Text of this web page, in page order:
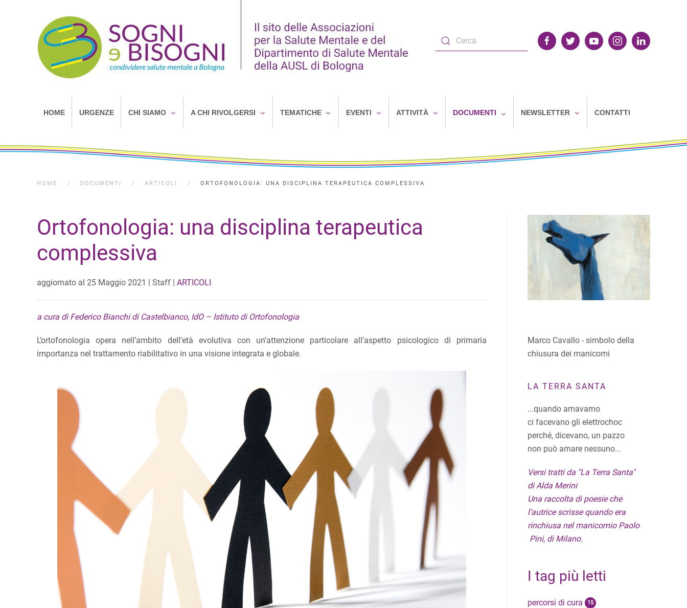
HOME URGENZE CHI SIAMO A CHI RIVOLGERSI TEMATICHE EVENTI ATTIVITÀ DOCUMENTI NEWSLETTER CONTATTI
HOME DOCUMENTI ARTICOLI ORTOFONOLOGIA: UNA DISCIPLINA TERAPEUTICA COMPLESSIVA
Ortofonologia: una disciplina terapeutica
complessiva
aggiornato al 25 Maggio 2021 | Staff | ARTICOLI
a cura di Federico Bianchi di Castelbianco, IdO – Istituto di Ortofonologia
L’ortofonologia opera nell’ambito dell’età evolutiva con un’attenzione particolare all’aspetto psicologico di primaria
importanza nel trattamento riabilitativo in una visione integrata e globale.
Marco Cavallo - simbolo della
chiusura dei manicomi
LA TERRA SANTA
...quando amavamo
ci facevano gli elettrochoc
perché, dicevano, un pazzo
non può amare nessuno...
Versi tratti da "La Terra Santa"
di Alda Merini
Una raccolta di poesie che
l'autrice scrisse quando era
rinchiusa nel manicomio Paolo
Pini, di Milano.
I tag più letti
percorsi di cura 15